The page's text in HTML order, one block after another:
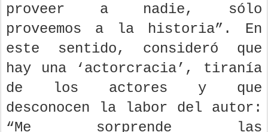
proveer a nadie, sólo
proveemos a la historia”. En
este sentido, consideró que
hay una ‘actorcracia’, tiranía
de los actores y que
desconocen la labor del autor:
“Me sorprende las